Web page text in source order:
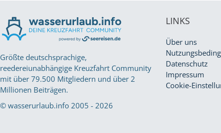
Größte deutschsprachige,
reedereiunabhängige Kreuzfahrt Community
mit über 79.500 Mitgliedern und über 2
Millionen Beiträgen.
© wasserurlaub.info 2005 - 2026
LINKS
Über uns
Datenschutz
Impressum
Cookie-